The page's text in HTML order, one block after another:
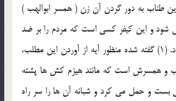
طناب به دور گردن آن زن ( همسر ابوالهب )
شود و این کیفر کسی است که مردم را بر ضد
رسول خدا تحریک می کرد. (1) گفته شده منظور آیه از آوردن این مطلب،
و همسرش است که مانند هیزم کش ها پشته
بست و حمل می کرد و شبانه آن ها را سر راه